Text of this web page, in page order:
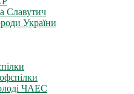
Славутич
України
ЧАЕС